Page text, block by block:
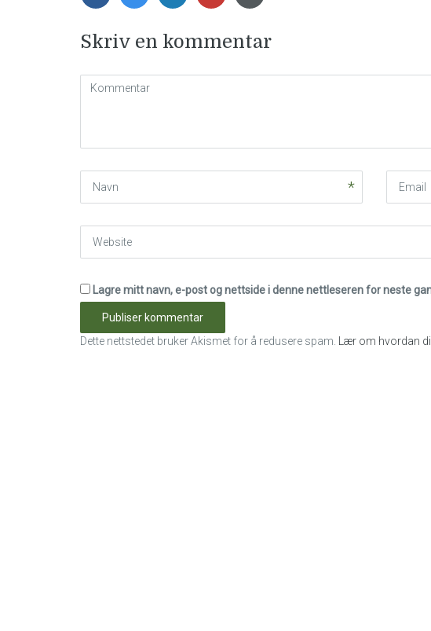
Skriv en kommentar
Kommentar
Lagre mitt navn, e-post og nettside i denne nettleseren for neste
Dette nettstedet bruker Akismet for å redusere spam. Lær om hvordan